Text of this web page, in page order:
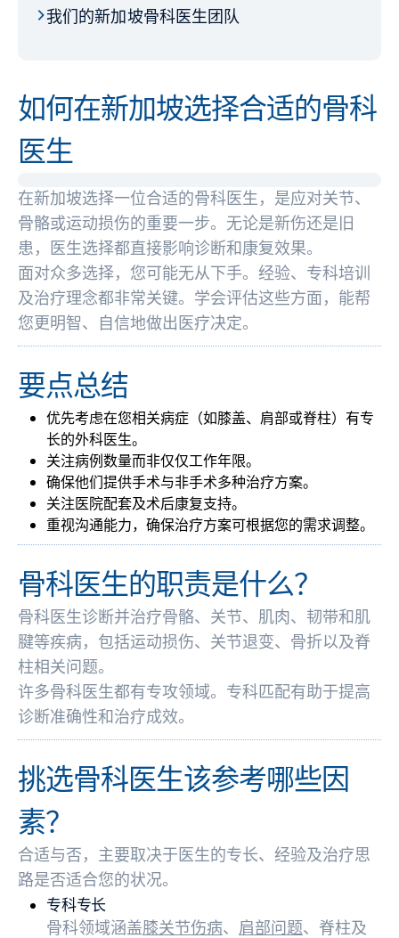
我们的新加坡骨科医生团队
如何在新加坡选择合适的骨科
医生
在新加坡选择一位合适的骨科医生，是应对关节、
骨骼或运动损伤的重要一步。无论是新伤还是旧
患，医生选择都直接影响诊断和康复效果。
面对众多选择，您可能无从下手。经验、专科培训
及治疗理念都非常关键。学会评估这些方面，能帮
您更明智、自信地做出医疗决定。
要点总结
优先考虑在您相关病症（如膝盖、肩部或脊柱）有专
长的外科医生。
关注病例数量而非仅仅工作年限。
确保他们提供手术与非手术多种治疗方案。
关注医院配套及术后康复支持。
重视沟通能力，确保治疗方案可根据您的需求调整。
骨科医生的职责是什么？
骨科医生诊断并治疗骨骼、关节、肌肉、韧带和肌
腱等疾病，包括运动损伤、关节退变、骨折以及脊
柱相关问题。
许多骨科医生都有专攻领域。专科匹配有助于提高
诊断准确性和治疗成效。
挑选骨科医生该参考哪些因
素？
合适与否，主要取决于医生的专长、经验及治疗思
路是否适合您的状况。
专科专长
骨科领域涵盖膝关节伤病、 肩部问题、脊柱及